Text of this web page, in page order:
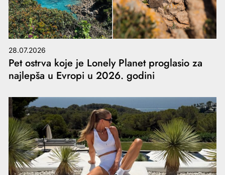
28.07.2026
Pet ostrva koje je Lonely Planet proglasio za
najlepša u Evropi u 2026. godini